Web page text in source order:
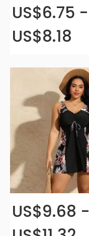
US$6.75 -
US$8.18
US$9.68 -